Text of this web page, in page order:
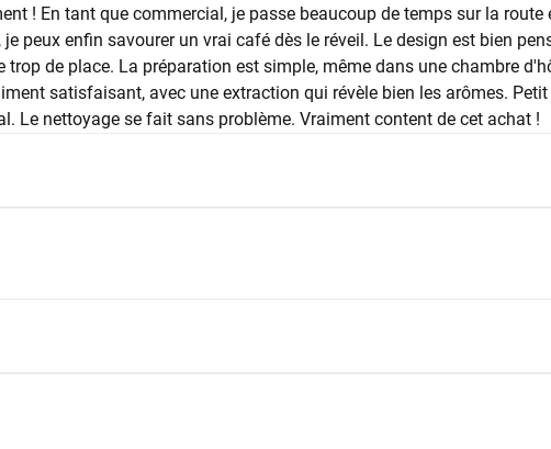
! En tant que commercial, je passe beaucoup de temps sur la route
peux enfin savourer un vrai café dès le réveil. Le design est bien
de place. La préparation est simple, même dans une chambre
satisfaisant, avec une extraction qui révèle bien les arômes.
Le nettoyage se fait sans problème. Vraiment content de cet achat !